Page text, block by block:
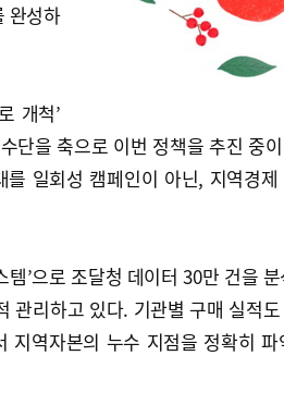
완성하
개척’
단을 축으로 이번 정책을 추진 중
일회성 캠페인이 아닌, 지역경
’으로 조달청 데이터 30만 건을
관리하고 있다. 기관별 구매 실적
지역자본의 누수 지점을 정확히